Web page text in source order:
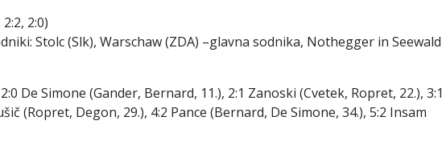
2:0)
Stolc (Slk), Warschaw (ZDA) –glavna sodnika, Nothegger in Seewald
De Simone (Gander, Bernard, 11.), 2:1 Zanoski (Cvetek, Ropret, 22.), 3:1
(Ropret, Degon, 29.), 4:2 Pance (Bernard, De Simone, 34.), 5:2 Insam